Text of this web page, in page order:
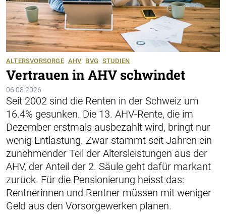
ALTERSVORSORGE AHV BVG STUDIEN
Vertrauen in AHV schwindet
06.08.2026
Seit 2002 sind die Renten in der Schweiz um
16.4% gesunken. Die 13. AHV-Rente, die im
Dezember erstmals ausbezahlt wird, bringt nur
wenig Entlastung. Zwar stammt seit Jahren ein
zunehmender Teil der Altersleistungen aus der
AHV, der Anteil der 2. Säule geht dafür markant
zurück. Für die Pensionierung heisst das:
Rentnerinnen und Rentner müssen mit weniger
Geld aus den Vorsorgewerken planen.